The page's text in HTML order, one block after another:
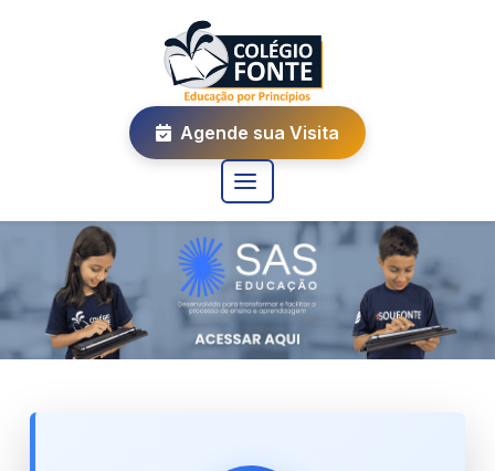
Agende sua Visita